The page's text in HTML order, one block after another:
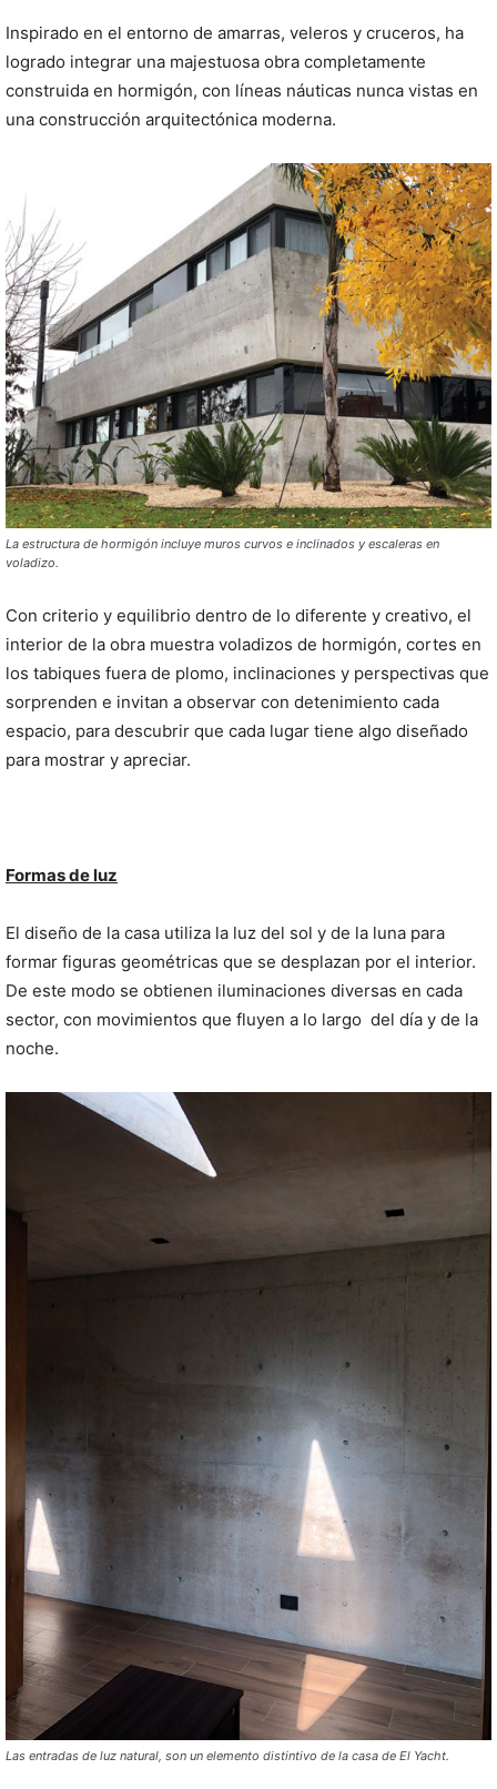
Inspirado en el entorno de amarras, veleros y cruceros, ha
logrado integrar una majestuosa obra completamente
construida en hormigón, con líneas náuticas nunca vistas en
una construcción arquitectónica moderna.
La estructura de hormigón incluye muros curvos e inclinados y escaleras en
voladizo.
Con criterio y equilibrio dentro de lo diferente y creativo, el
interior de la obra muestra voladizos de hormigón, cortes en
los tabiques fuera de plomo, inclinaciones y perspectivas que
sorprenden e invitan a observar con detenimiento cada
espacio, para descubrir que cada lugar tiene algo diseñado
para mostrar y apreciar.
Formas de luz
El diseño de la casa utiliza la luz del sol y de la luna para
formar figuras geométricas que se desplazan por el interior.
De este modo se obtienen iluminaciones diversas en cada
sector, con movimientos que fluyen a lo largo del día y de la
noche.
Las entradas de luz natural, son un elemento distintivo de la casa de El Yacht.